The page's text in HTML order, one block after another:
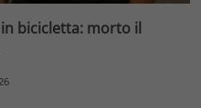
bicicletta: morto il